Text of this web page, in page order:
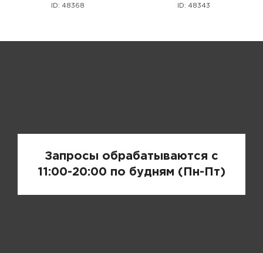
ID: 48368 ID: 48343
Запросы обрабатываются с
11:00-20:00 по будням (Пн-Пт)